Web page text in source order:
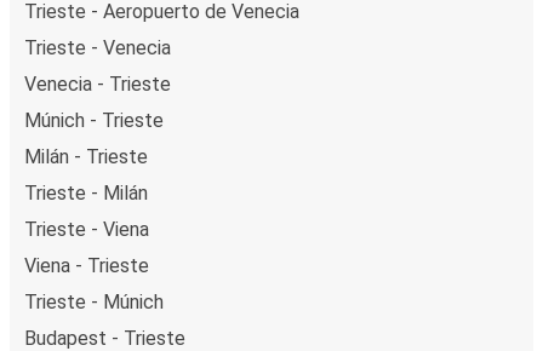
Trieste - Aeropuerto de Venecia
Trieste - Venecia
Venecia - Trieste
Múnich - Trieste
Milán - Trieste
Trieste - Milán
Trieste - Viena
Viena - Trieste
Trieste - Múnich
Budapest - Trieste